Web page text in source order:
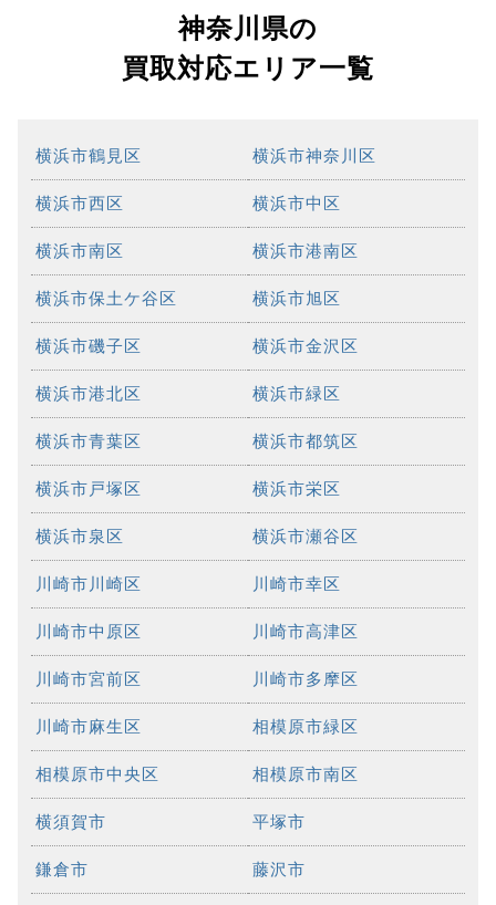
神奈川県の
買取対応エリア一覧
横浜市鶴見区 横浜市神奈川区
横浜市西区 横浜市中区
横浜市南区 横浜市港南区
横浜市保土ケ谷区 横浜市旭区
横浜市磯子区 横浜市金沢区
横浜市港北区 横浜市緑区
横浜市青葉区 横浜市都筑区
横浜市戸塚区 横浜市栄区
横浜市泉区 横浜市瀬谷区
川崎市川崎区 川崎市幸区
川崎市中原区 川崎市高津区
川崎市宮前区 川崎市多摩区
川崎市麻生区 相模原市緑区
相模原市中央区 相模原市南区
横須賀市 平塚市
鎌倉市 藤沢市